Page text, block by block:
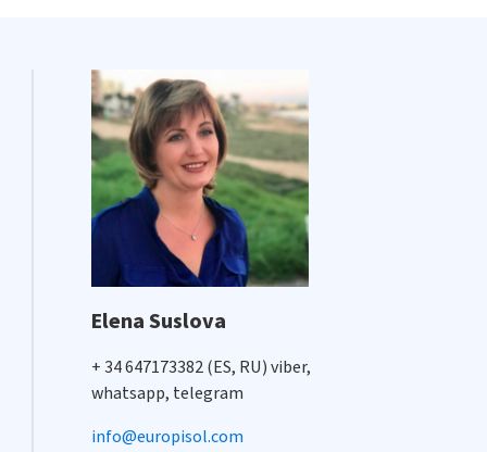
Elena Suslova
+ 34 647173382 (ES, RU) viber,
whatsapp, telegram
info@europisol.com